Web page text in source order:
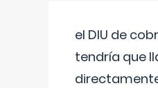
el DIU de
tendría que